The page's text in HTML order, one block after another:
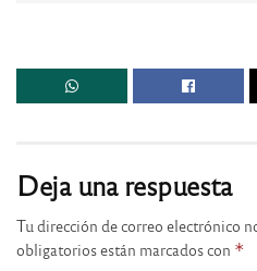
Deja una respuesta
Tu dirección de correo electrónico
obligatorios están marcados con *